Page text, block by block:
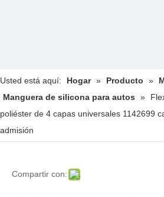
Usted está aquí: Hogar » Producto »
Manguera de silicona para autos
»
poliéster de 4 capas universales 1142699
admisión
Compartir con: